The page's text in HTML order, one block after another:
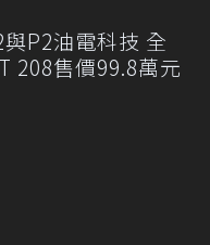
P2油電科技 全
208售價99.8萬元